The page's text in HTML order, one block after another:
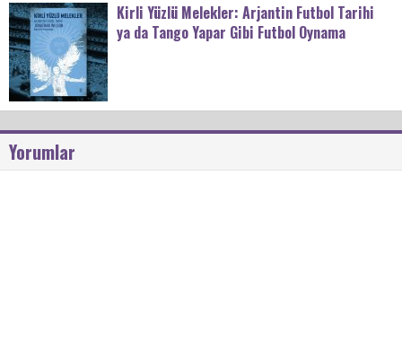
Kirli Yüzlü Melekler: Arjantin Futbol Tarihi
ya da Tango Yapar Gibi Futbol Oynama
Yorumlar